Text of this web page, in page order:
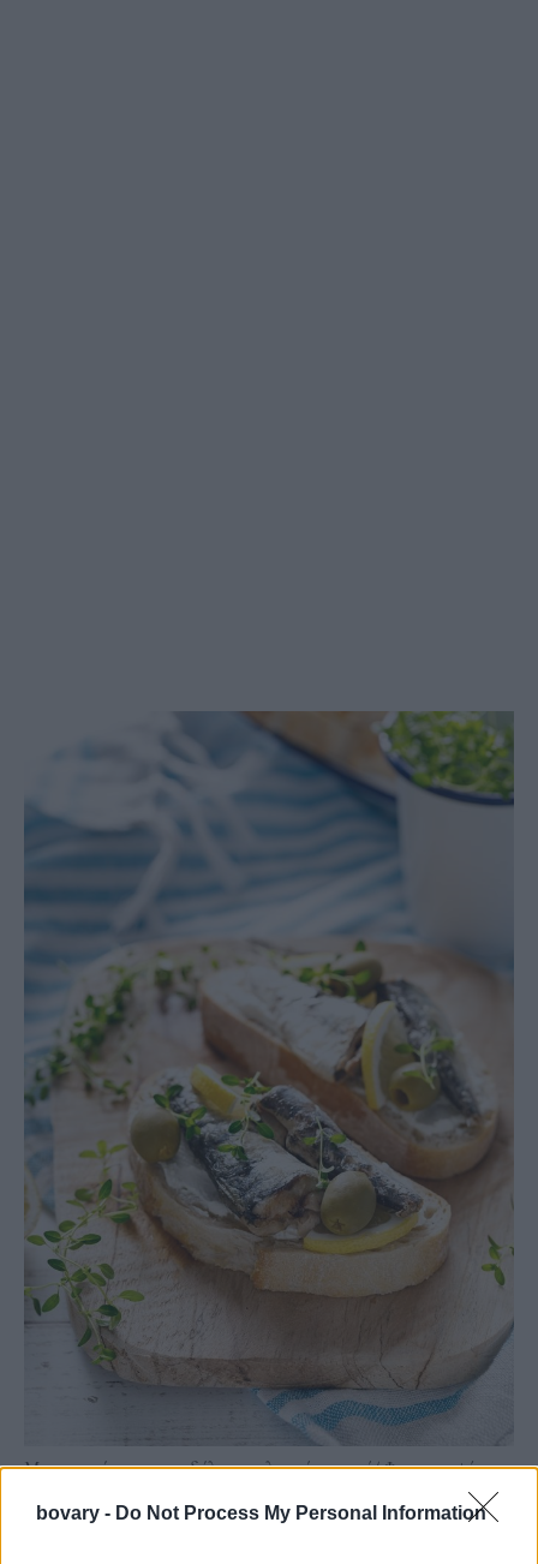
bovary - Do Not Process My Personal Information
Μπρουσκέτες με σαρδέλες και λευκό ταραμά/ Φωτογραφία:
shutterstock
Μπρουσκέτες με σαρδέλες και μους λευκού ταραμά